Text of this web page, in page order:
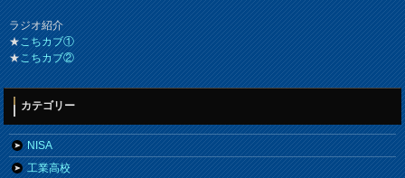
ラジオ紹介
★こちカブ①
★こちカブ②
カテゴリー
NISA
工業高校